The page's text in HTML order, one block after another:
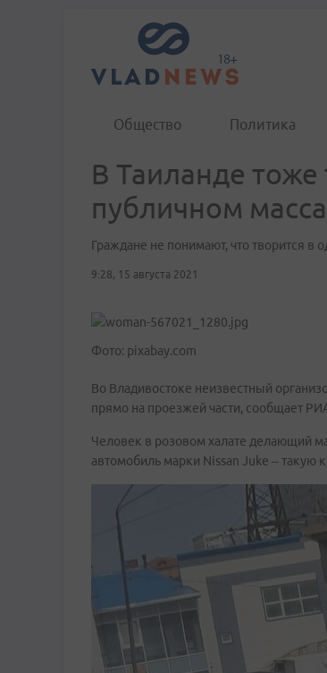
Общество Политика
В Таиланде
публичном
Граждане не понимают, что творится в
9:28, 15 августа 2021
Фото: pixabay.com
Во Владивостоке неизвестный
прямо на проезжей части, сообщает
Человек в розовом халате делающий
автомобиль марки Nissan Juke – такую